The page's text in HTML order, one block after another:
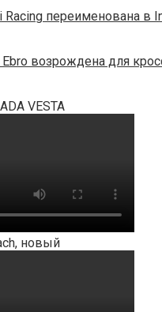
переименована в
возрождена для
VESTA
новый